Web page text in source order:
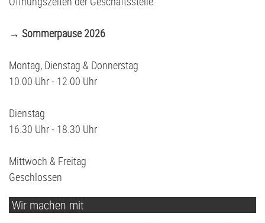
→ Sommerpause 2026
Montag, Dienstag & Donnerstag
10.00 Uhr - 12.00 Uhr
Dienstag
16.30 Uhr - 18.30 Uhr
Mittwoch & Freitag
Geschlossen
Wir machen mit